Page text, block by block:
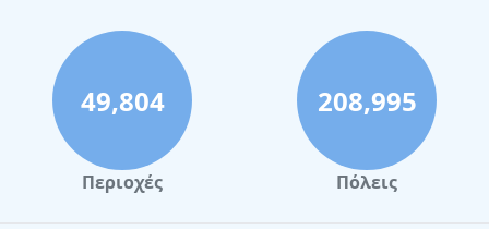
49,804
Περιοχές
208,995
Πόλεις